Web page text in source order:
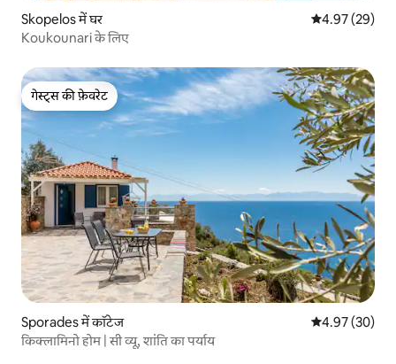
Skopelos में घर औसत रेटिंग 5 में
4.97 (29)
Koukounari के लिए
गेस्ट्स की फ़ेवरेट
गेस्ट्स की फ़ेवरेट
Sporades में कॉटेज औसत रेटिंग 5 में
4.97 (30)
किक्लामिनो होम | सी व्यू, शांति का पर्याय